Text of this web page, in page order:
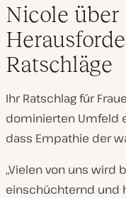
Nicole über
Ratschläge
Ihr Ratschlag für
dominierten Umfeld
dass Empathie der
„Vielen von uns wird
einschüchternd und